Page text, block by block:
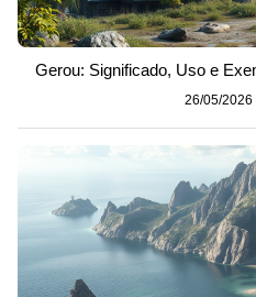
Gerou: Significado, Uso e
26/05/2026